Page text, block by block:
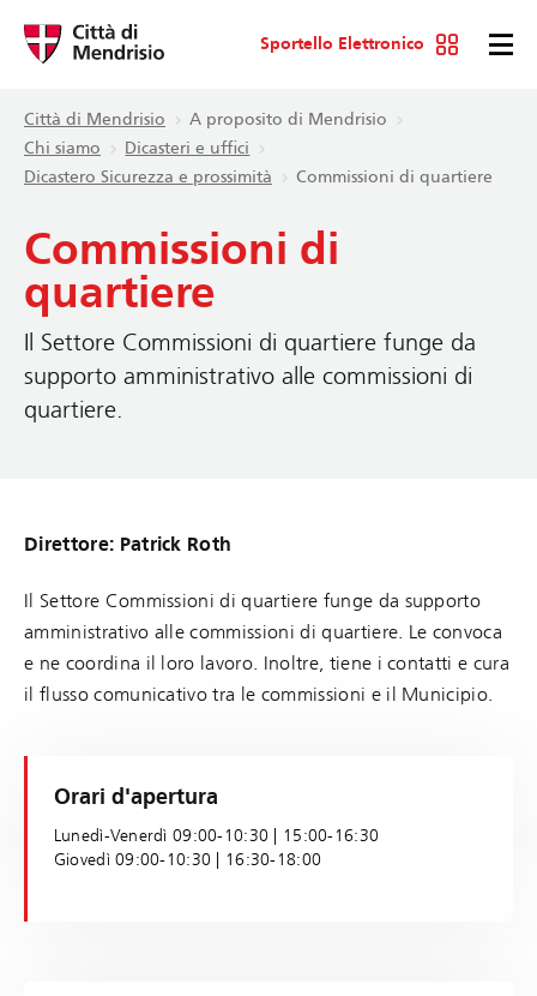
Sportello Elettronico
Città di Mendrisio
A proposito di Mendrisio
Chi siamo
Dicasteri e uffici
Dicastero Sicurezza e prossimità
Commissioni di quartiere
Commissioni di
quartiere
Il Settore Commissioni di quartiere funge da
supporto amministrativo alle commissioni di
quartiere.
Direttore: Patrick Roth
Il Settore Commissioni di quartiere funge da supporto
amministrativo alle commissioni di quartiere. Le convoca
e ne coordina il loro lavoro. Inoltre, tiene i contatti e cura
il flusso comunicativo tra le commissioni e il Municipio.
Orari d'apertura
Lunedì-Venerdì 09:00-10:30 | 15:00-16:30
Giovedì 09:00-10:30 | 16:30-18:00